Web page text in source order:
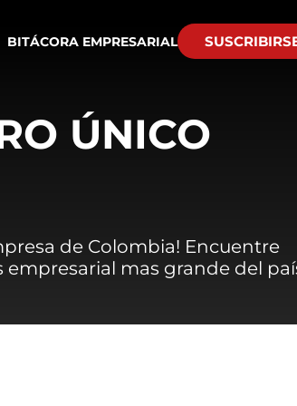
BITÁCORA EMPRESARIAL
ÚNICO
de Colombia! Encuentre
empresarial mas grande del